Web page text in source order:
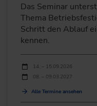
Das Seminar
Thema
Schritt den Ablauf
kennen.
Durchführungen
Veranstaltungsdatum
14. – 15.09.2026
08. – 09.03.2027
Alle Termine ansehen